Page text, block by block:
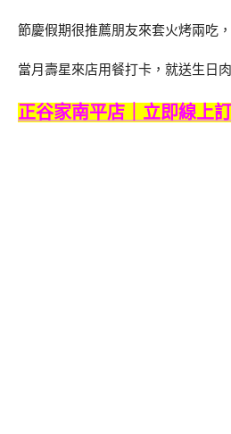
節慶假期很推薦朋友來套火烤兩吃
當月壽星來店用餐打卡，就送生日
正谷家南平店｜立即線上